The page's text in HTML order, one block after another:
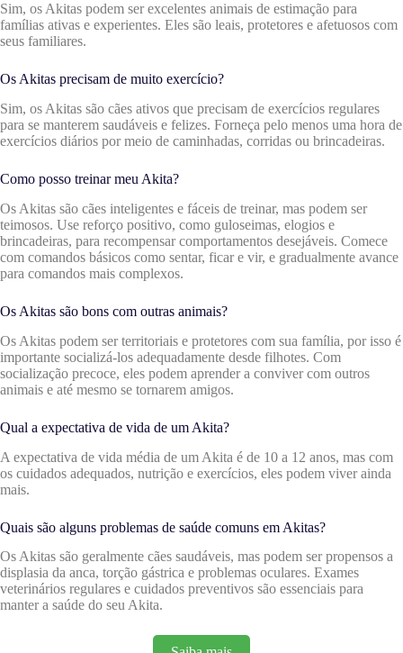
Sim, os Akitas podem ser excelentes animais de estimação para
famílias ativas e experientes. Eles são leais, protetores e afetuosos com
seus familiares.
Os Akitas precisam de muito exercício?
Sim, os Akitas são cães ativos que precisam de exercícios regulares
para se manterem saudáveis e felizes. Forneça pelo menos uma hora de
exercícios diários por meio de caminhadas, corridas ou brincadeiras.
Como posso treinar meu Akita?
Os Akitas são cães inteligentes e fáceis de treinar, mas podem ser
teimosos. Use reforço positivo, como guloseimas, elogios e
brincadeiras, para recompensar comportamentos desejáveis. Comece
com comandos básicos como sentar, ficar e vir, e gradualmente avance
para comandos mais complexos.
Os Akitas são bons com outras animais?
Os Akitas podem ser territoriais e protetores com sua família, por isso é
importante socializá-los adequadamente desde filhotes. Com
socialização precoce, eles podem aprender a conviver com outros
animais e até mesmo se tornarem amigos.
Qual a expectativa de vida de um Akita?
A expectativa de vida média de um Akita é de 10 a 12 anos, mas com
os cuidados adequados, nutrição e exercícios, eles podem viver ainda
mais.
Quais são alguns problemas de saúde comuns em Akitas?
Os Akitas são geralmente cães saudáveis, mas podem ser propensos a
displasia da anca, torção gástrica e problemas oculares. Exames
veterinários regulares e cuidados preventivos são essenciais para
manter a saúde do seu Akita.